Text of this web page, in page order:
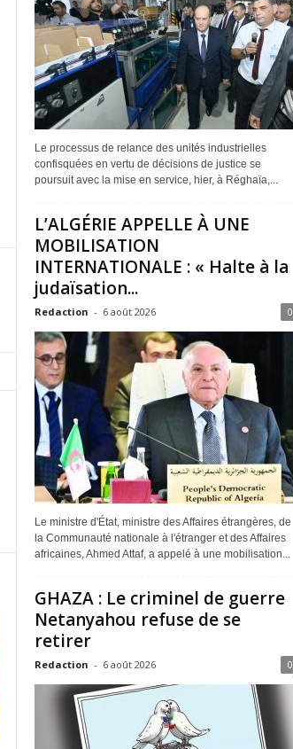
Le processus de relance des unités industrielles
confisquées en vertu de décisions de justice se
poursuit avec la mise en service, hier, à Réghaïa,...
L’ALGÉRIE APPELLE À UNE
MOBILISATION
INTERNATIONALE : « Halte à la
judaïsation...
Redaction - 6 août 2026 0
Le ministre d'État, ministre des Affaires étrangères, de
la Communauté nationale à l'étranger et des Affaires
africaines, Ahmed Attaf, a appelé à une mobilisation...
GHAZA : Le criminel de guerre
Netanyahou refuse de se
retirer
Redaction - 6 août 2026 0